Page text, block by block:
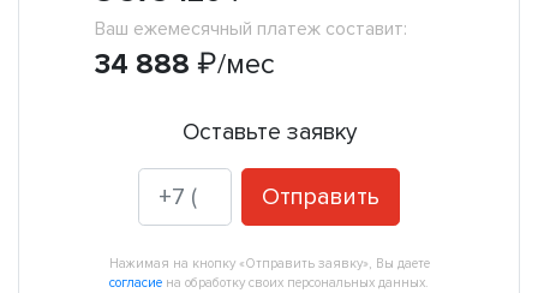
Ваш ежемесячный платеж составит:
34 888 ₽/мес
Оставьте заявку
Отправить
Нажимая на кнопку «Отправить заявку», Вы даете
согласие на обработку своих персональных данных.